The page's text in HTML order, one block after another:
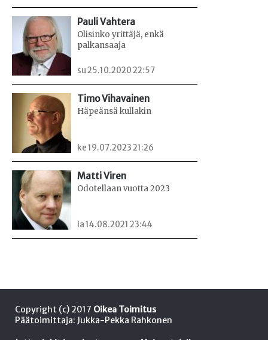
Pauli Vahtera
Olisinko yrittäjä, enkä
palkansaaja
su 25.10.2020 22:57
Timo Vihavainen
Häpeänsä kullakin
ke 19.07.2023 21:26
Matti Viren
Odotellaan vuotta 2023
la 14.08.2021 23:44
Copyright (c) 2017 Oikea Toimitus
Päätoimittaja: Jukka-Pekka Rahkonen